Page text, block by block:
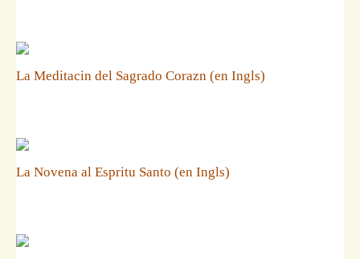
La Meditacin del Sagrado Corazn (en Ingls)
La Novena al Espritu Santo (en Ingls)